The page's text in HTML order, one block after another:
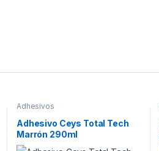
Adhesivos
Adhesivo Ceys Total Tech
Marrón 290ml